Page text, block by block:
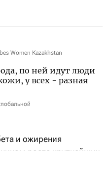
Women Kazakhstan
и ожирения
роста крупнейших